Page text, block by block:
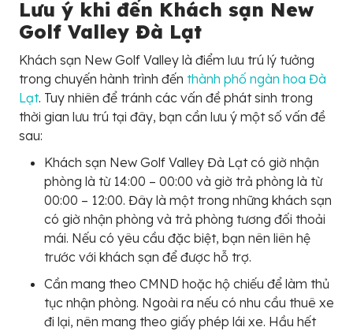
Lưu ý khi đến Khách sạn New
Golf Valley Đà Lạt
Khách sạn New Golf Valley là điểm lưu trú lý tưởng
trong chuyến hành trình đến thành phố ngàn hoa Đà
Lạt. Tuy nhiên để tránh các vấn đề phát sinh trong
thời gian lưu trú tại đây, bạn cần lưu ý một số vấn đề
sau:
Khách sạn New Golf Valley Đà Lạt có giờ nhận
phòng là từ 14:00 – 00:00 và giờ trả phòng là từ
00:00 – 12:00. Đây là một trong những khách sạn
có giờ nhận phòng và trả phòng tương đối thoải
mái. Nếu có yêu cầu đặc biệt, bạn nên liên hệ
trước với khách sạn để được hỗ trợ.
Cần mang theo CMND hoặc hộ chiếu để làm thủ
tục nhận phòng. Ngoài ra nếu có nhu cầu thuê xe
đi lại, nên mang theo giấy phép lái xe. Hầu hết